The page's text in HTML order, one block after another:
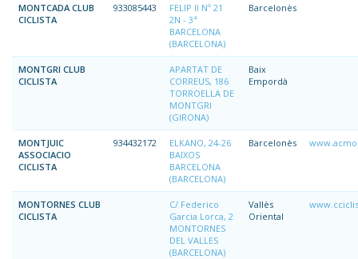
MONTCADA CLUB
CICLISTA
933085443
FELIP II Nº 21
2N - 3ª
BARCELONA
(BARCELONA)
Barcelonès
MONTGRI CLUB
CICLISTA
APARTAT DE
CORREUS, 186
TORROELLA DE
MONTGRI
(GIRONA)
Baix
Empordà
MONTJUIC
ASSOCIACIO
CICLISTA
934432172
ELKANO, 24-26
BAIXOS
BARCELONA
(BARCELONA)
Barcelonès
MONTORNES CLUB
CICLISTA
C/ Federico
Garcia Lorca, 2
MONTORNES
DEL VALLES
(BARCELONA)
Vallès
Oriental